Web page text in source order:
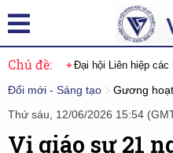
Chủ đề: Đại hội Liên hiệp các
Đổi mới - Sáng tạo
Gương
Thứ sáu, 12/06/2026 15:54
Vị giáo sư 21